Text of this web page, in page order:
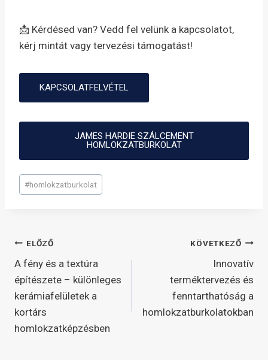
📩 Kérdésed van? Vedd fel velünk a kapcsolatot,
kérj mintát vagy tervezési támogatást!
KAPCSOLATFELVÉTEL
JAMES HARDIE SZÁLCEMENT
HOMLOKZATBURKOLAT
Post
Tags:
#homlokzatburkolat
Bejegyzés
navigáció
ELŐZŐ
A fény és a textúra
építészete – különleges
kerámiafelületek a
kortárs
homlokzatképzésben
KÖVETKEZŐ
Innovatív
terméktervezés és
fenntarthatóság a
homlokzatburkolatokban